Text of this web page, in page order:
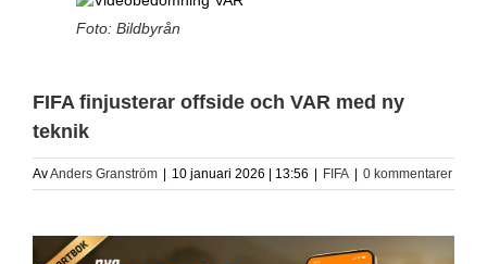
Foto: Bildbyrån
FIFA finjusterar offside och VAR med ny
teknik
AvAnders Granström | 10 januari 2026 | 13:56 | FIFA | 0 kommentarer